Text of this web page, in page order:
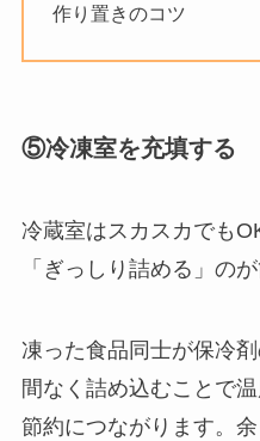
作り置きのコツ
⑤冷凍室を充填する
冷蔵室はスカスカでも
「ぎっしり詰める」の
凍った食品同士が保冷
間なく詰め込むことで
節約につながります。